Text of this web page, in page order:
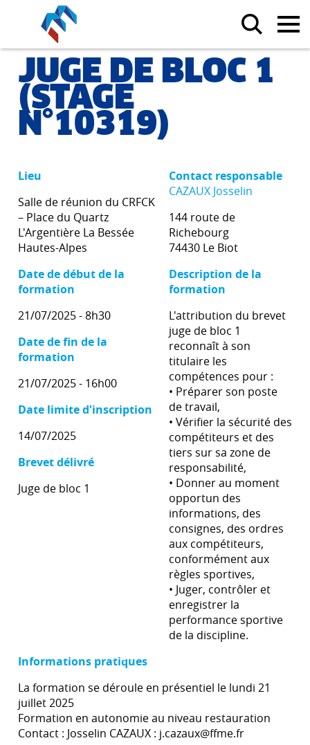
JUGE DE BLOC 1
(STAGE
N°10319)
Lieu
Salle de réunion du CRFCK
– Place du Quartz
L'Argentière La Bessée
Hautes-Alpes
Date de début de la
formation
21/07/2025 - 8h30
Date de fin de la
formation
21/07/2025 - 16h00
Date limite d'inscription
14/07/2025
Brevet délivré
Juge de bloc 1
Contact responsable
CAZAUX Josselin
144 route de
Richebourg
74430 Le Biot
Description de la
formation
L'attribution du brevet
juge de bloc 1
reconnaît à son
titulaire les
compétences pour :
• Préparer son poste
de travail,
• Vérifier la sécurité des
compétiteurs et des
tiers sur sa zone de
responsabilité,
• Donner au moment
opportun des
informations, des
consignes, des ordres
aux compétiteurs,
conformément aux
règles sportives,
• Juger, contrôler et
enregistrer la
performance sportive
de la discipline.
Informations pratiques
La formation se déroule en présentiel le lundi 21
juillet 2025
Formation en autonomie au niveau restauration
Contact : Josselin CAZAUX : j.cazaux@ffme.fr